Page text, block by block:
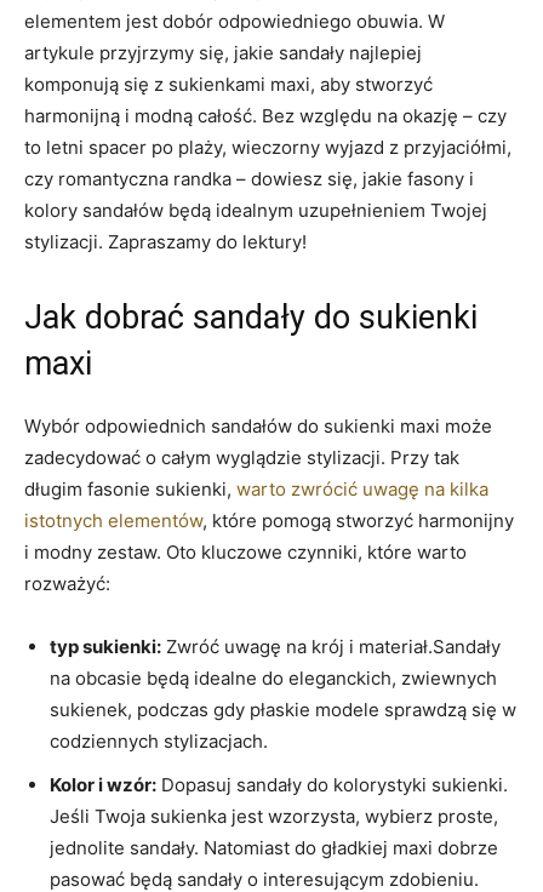
elementem jest dobór odpowiedniego obuwia. W
artykule przyjrzymy się, jakie sandały najlepiej
komponują się z sukienkami maxi, aby stworzyć
harmonijną i modną całość. Bez względu na okazję – czy
to letni spacer po plaży, wieczorny wyjazd z przyjaciółmi,
czy romantyczna randka – dowiesz się, jakie fasony i
kolory sandałów będą idealnym uzupełnieniem Twojej
stylizacji. Zapraszamy do lektury!
Jak dobrać sandały do sukienki
maxi
Wybór odpowiednich sandałów do sukienki maxi może
zadecydować o całym wyglądzie stylizacji. Przy tak
długim fasonie sukienki, warto zwrócić uwagę na kilka
istotnych elementów, które pomogą stworzyć harmonijny
i modny zestaw. Oto kluczowe czynniki, które warto
rozważyć:
typ sukienki: Zwróć uwagę na krój i materiał.Sandały
na obcasie będą idealne do eleganckich, zwiewnych
sukienek, podczas gdy płaskie modele sprawdzą się w
codziennych stylizacjach.
Kolor i wzór: Dopasuj sandały do kolorystyki sukienki.
Jeśli Twoja sukienka jest wzorzysta, wybierz proste,
jednolite sandały. Natomiast do gładkiej maxi dobrze
pasować będą sandały o interesującym zdobieniu.